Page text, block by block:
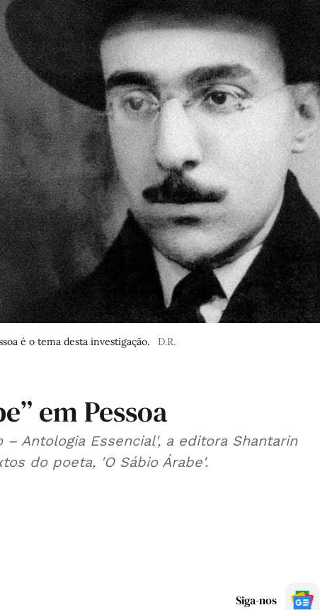
é o tema desta investigação. D.R.
em Pessoa
Antologia Essencial', a editora Shantarin
Siga-nos